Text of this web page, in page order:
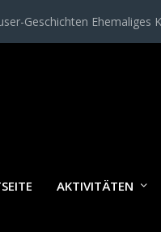
Geschichten Ehemaliges
AKTIVITÄTEN
N